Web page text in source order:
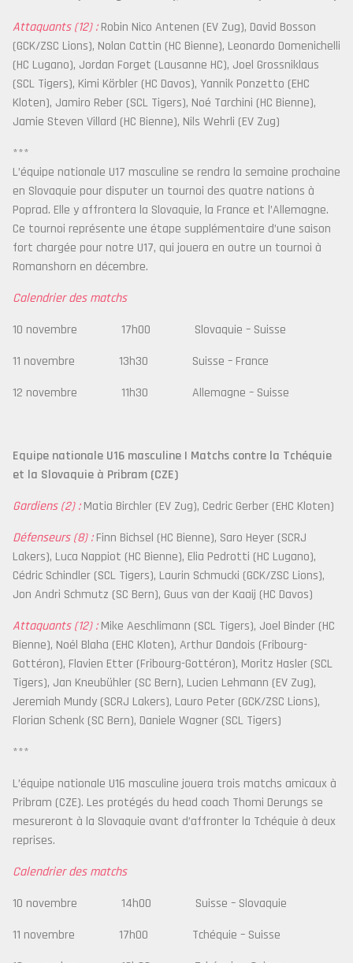
Attaquants (12) :Robin Nico Antenen (EV Zug), David Bosson
(GCK/ZSC Lions), Nolan Cattin (HC Bienne), Leonardo Domenichelli
(HC Lugano), Jordan Forget (Lausanne HC), Joel Grossniklaus
(SCL Tigers), Kimi Körbler (HC Davos), Yannik Ponzetto (EHC
Kloten), Jamiro Reber (SCL Tigers), Noé Tarchini (HC Bienne),
Jamie Steven Villard (HC Bienne), Nils Wehrli (EV Zug)
***
L’équipe nationale U17 masculine se rendra la semaine prochaine
en Slovaquie pour disputer un tournoi des quatre nations à
Poprad. Elle y affrontera la Slovaquie, la France et l’Allemagne.
Ce tournoi représente une étape supplémentaire d’une saison
fort chargée pour notre U17, qui jouera en outre un tournoi à
Romanshorn en décembre.
Calendrier des matchs
10 novembre 17h00 Slovaquie – Suisse
11 novembre 13h30 Suisse – France
12 novembre 11h30 Allemagne – Suisse
Equipe nationale U16 masculine | Matchs contre la Tchéquie
et la Slovaquie à Pribram (CZE)
Gardiens (2) :Matia Birchler (EV Zug), Cedric Gerber (EHC Kloten)
Défenseurs (8) :Finn Bichsel (HC Bienne), Saro Heyer (SCRJ
Lakers), Luca Nappiot (HC Bienne), Elia Pedrotti (HC Lugano),
Cédric Schindler (SCL Tigers), Laurin Schmucki (GCK/ZSC Lions),
Jon Andri Schmutz (SC Bern), Guus van der Kaaij (HC Davos)
Attaquants (12) :Mike Aeschlimann (SCL Tigers), Joel Binder (HC
Bienne), Noél Blaha (EHC Kloten), Arthur Dandois (Fribourg-
Gottéron), Flavien Etter (Fribourg-Gottéron), Moritz Hasler (SCL
Tigers), Jan Kneubühler (SC Bern), Lucien Lehmann (EV Zug),
Jeremiah Mundy (SCRJ Lakers), Lauro Peter (GCK/ZSC Lions),
Florian Schenk (SC Bern), Daniele Wagner (SCL Tigers)
***
L’équipe nationale U16 masculine jouera trois matchs amicaux à
Pribram (CZE). Les protégés du head coach Thomi Derungs se
mesureront à la Slovaquie avant d’affronter la Tchéquie à deux
reprises.
Calendrier des matchs
10 novembre 14h00 Suisse – Slovaquie
11 novembre 17h00 Tchéquie – Suisse